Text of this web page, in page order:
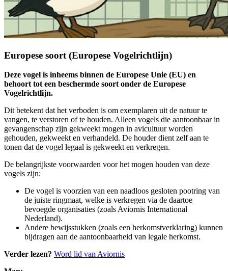
Europese soort (Europese Vogelrichtlijn)
Deze vogel is inheems binnen de Europese Unie (EU) en
behoort tot een beschermde soort onder de Europese
Vogelrichtlijn.
Dit betekent dat het verboden is om exemplaren uit de natuur te
vangen, te verstoren of te houden. Alleen vogels die aantoonbaar in
gevangenschap zijn gekweekt mogen in avicultuur worden
gehouden, gekweekt en verhandeld. De houder dient zelf aan te
tonen dat de vogel legaal is gekweekt en verkregen.
De belangrijkste voorwaarden voor het mogen houden van deze
vogels zijn:
De vogel is voorzien van een naadloos gesloten pootring van
de juiste ringmaat, welke is verkregen via de daartoe
bevoegde organisaties (zoals Aviornis International
Nederland).
Andere bewijsstukken (zoals een herkomstverklaring) kunnen
bijdragen aan de aantoonbaarheid van legale herkomst.
Verder lezen? Word lid van Aviornis